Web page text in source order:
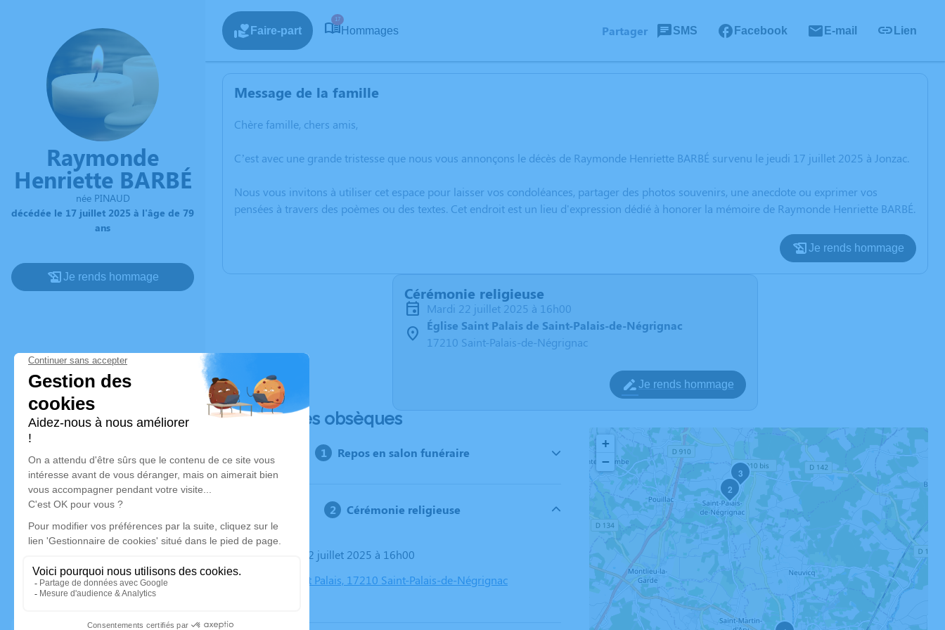
Raymonde
Henriette BARBÉ
née PINAUD
décédée le 17 juillet 2025 à l'âge de 79
ans
Je rends hommage
Faire-part
17
Hommages Partager SMS Facebook E-mail Lien
Message de la famille
Chère famille, chers amis,
C’est avec une grande tristesse que nous vous annonçons le décès de Raymonde Henriette BARBÉ survenu le jeudi 17 juillet 2025 à Jonzac.
Nous vous invitons à utiliser cet espace pour laisser vos condoléances, partager des photos souvenirs, une anecdote ou exprimer vos
pensées à travers des poèmes ou des textes. Cet endroit est un lieu d'expression dédié à honorer la mémoire de Raymonde Henriette BARBÉ.
Je rends hommage
Cérémonie religieuse
mardi 22 juillet 2025 à 16h00
Église Saint Palais de Saint-Palais-de-Négrignac
17210 Saint-Palais-de-Négrignac
Je rends hommage
Déroulé des obsèques
Repos en salon funéraire
Cérémonie religieuse
Le mardi 22 juillet 2025 à 16h00
Église Saint Palais, 17210 Saint-Palais-de-Négrignac
2
3
+
−